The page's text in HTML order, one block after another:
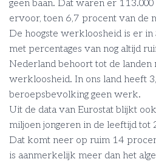
geen baan. Dat waren er
ervoor, toen 6,7 procent van de
De hoogste werkloosheid is er in
met percentages van nog altijd
Nederland behoort tot de landen
werkloosheid. In ons land heeft
beroepsbevolking geen werk.
Uit de data van Eurostat blijkt
miljoen jongeren in de leeftijd tot
Dat komt neer op ruim 14
is aanmerkelijk meer dan het